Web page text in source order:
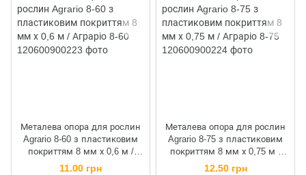
Металева опора для рослин
Agrario 8-60 з пластиковим
покриттям 8 мм х 0,6 м /
Аграріо 8-60
11.00 грн
Металева опора для рослин
Agrario 8-75 з пластиковим
покриттям 8 мм х 0,75 м /
Аграріо 8-75
12.50 грн